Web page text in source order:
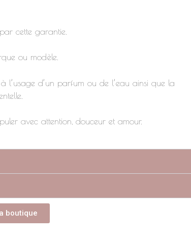
cette garantie.
ou modèle.
l’usage d’un parfum ou de l’eau ainsi que la
avec attention, douceur et amour.
boutique